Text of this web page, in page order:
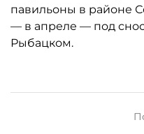
павильоны в районе
— в апреле — под
Рыбацком.